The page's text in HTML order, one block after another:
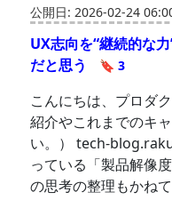
公開日: 2026-02-24
UX志向を“継続的な
だと思う
🔖 3
こんにちは、プロダ
紹介やこれまでのキ
い。） tech-
っている「製品解像
の思考の整理もかね